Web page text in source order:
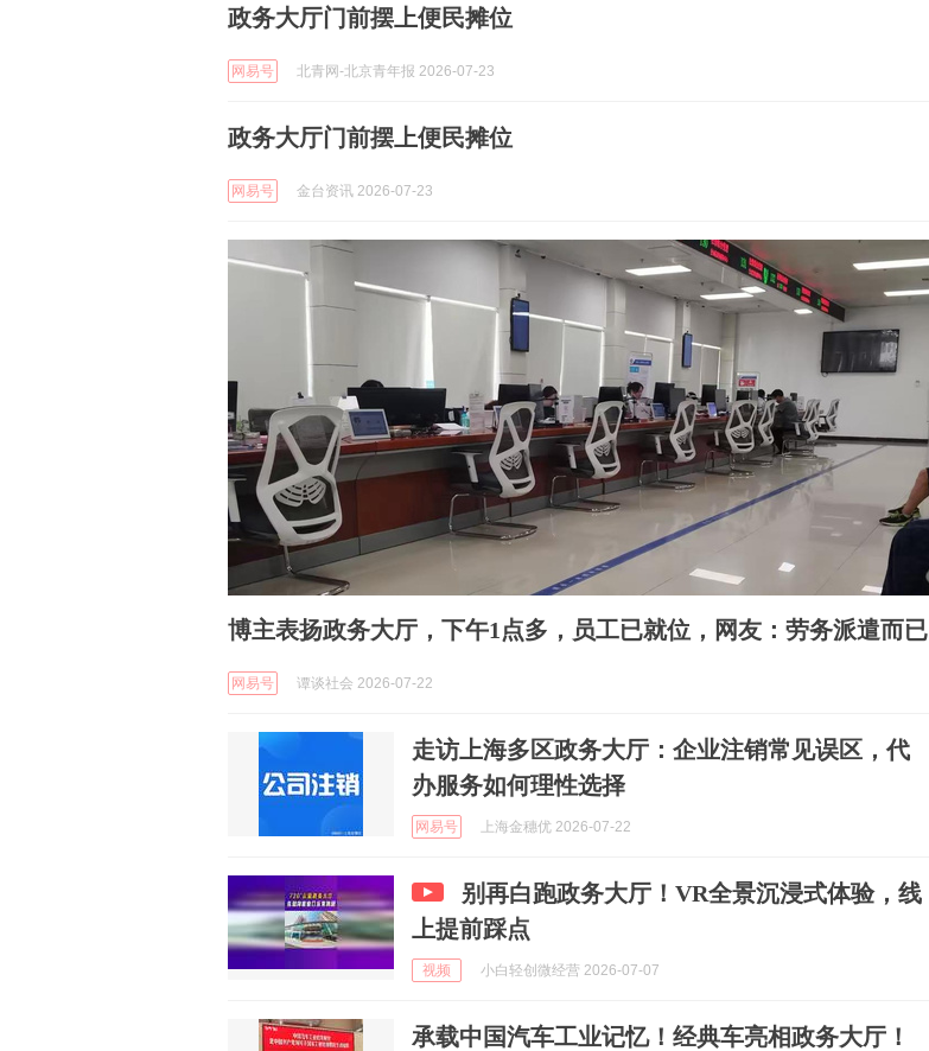
政务大厅门前摆上便民摊位
网易号 北青网-北京青年报 2026-07-23
政务大厅门前摆上便民摊位
网易号 金台资讯 2026-07-23
博主表扬政务大厅，下午1点多，员工已就位，网友：劳务派遣而已
网易号 谭谈社会 2026-07-22
走访上海多区政务大厅：企业注销常见误区，代
办服务如何理性选择
网易号 上海金穗优 2026-07-22
别再白跑政务大厅！VR全景沉浸式体验，线
上提前踩点
视频 小白轻创微经营 2026-07-07
承载中国汽车工业记忆！经典车亮相政务大厅！